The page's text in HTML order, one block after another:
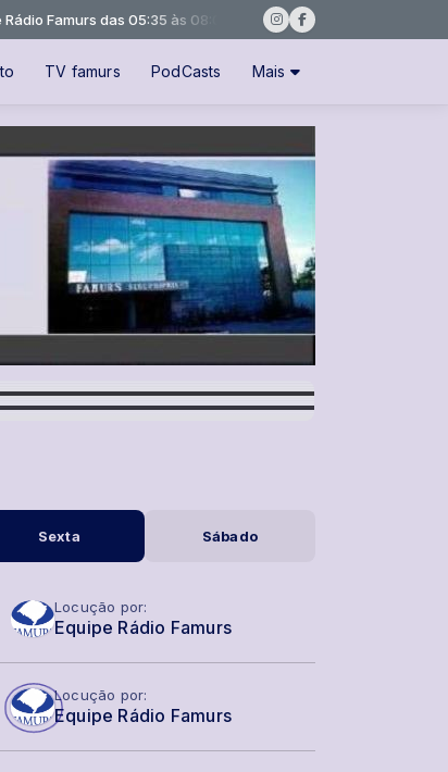
Famurs das 05:35 às 08:05 -Tocando agora: NOTÍCIAS
TV famurs PodCasts Mais
Sexta Sábado
Locução por:
Equipe Rádio Famurs
Locução por:
Equipe Rádio Famurs